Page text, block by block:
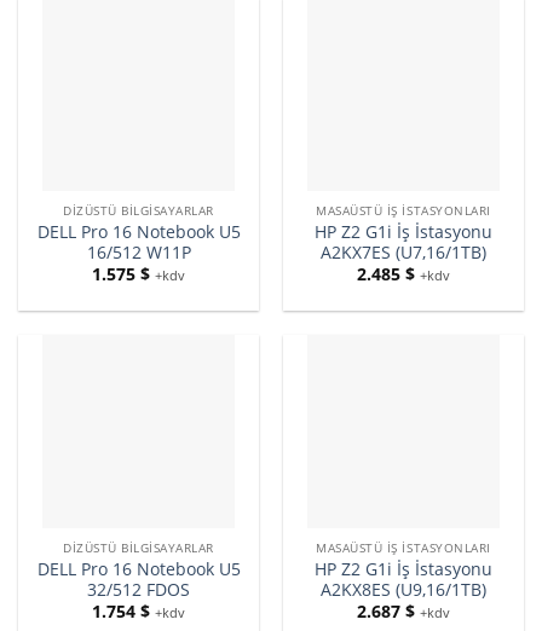
DIZÜSTÜ BILGISAYARLAR
DELL Pro 16 Notebook U5
16/512 W11P
1.575 $ +kdv
MASAÜSTÜ İŞ İSTASYONLARI
HP Z2 G1i İş İstasyonu
A2KX7ES (U7,16/1TB)
2.485 $ +kdv
DIZÜSTÜ BILGISAYARLAR
DELL Pro 16 Notebook U5
32/512 FDOS
1.754 $ +kdv
MASAÜSTÜ İŞ İSTASYONLARI
HP Z2 G1i İş İstasyonu
A2KX8ES (U9,16/1TB)
2.687 $ +kdv